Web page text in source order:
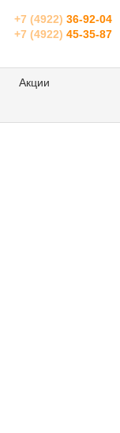
+7 (4922) 36-92-04
+7 (4922) 45-35-87
Акции